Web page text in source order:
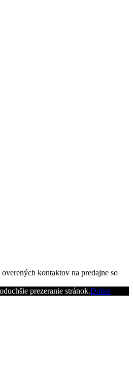
overených kontaktov na predajne so
prezeranie stránok.Dobre